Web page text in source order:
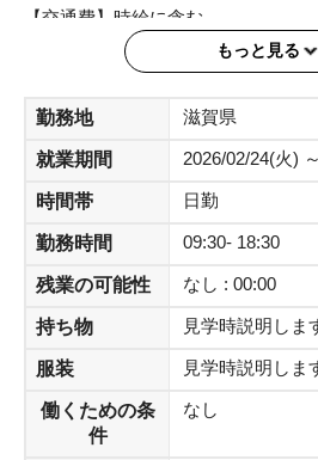
【交通費】時給に含む
【給料】 月末締め、翌月15日支払
※即払利用可能
【時間】 ・06：30～18：30の間で
※残業ほぼなし
【勤務】 月～日 週3～ シフト制
（土日どちらかご出勤頂け
【場所】 滋賀県守山市守山
【通勤】 ・車両通勤可
守山駅から車で8分
※開始日相談可
【服装】 制服支給あり
ネイル不可、髪色は華美で
もっと見る
勤務地 滋賀県
就業期間 2026/02/24(火)
時間帯 日勤
勤務時間 09:30- 18:30
残業の可能性 なし : 00:00
持ち物 見学時説明しま
服装 見学時説明しま
働くための条
件
なし